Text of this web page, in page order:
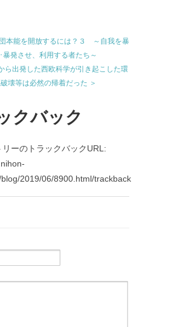
本能を開放するには？３ ～自我を暴
暴発させ、利用する者たち～
ら出発した西欧科学が引き起こした環
壊等は必然の帰着だった ＞
クバック
リーのトラックバックURL:
2019/06/8900.html/trackback